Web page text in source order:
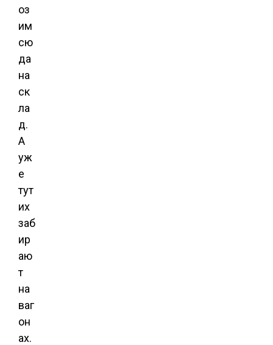
оз
им
сю
да
на
ск
ла
д.
А
уж
е
тут
их
заб
ир
аю
т
на
ваг
он
ах.